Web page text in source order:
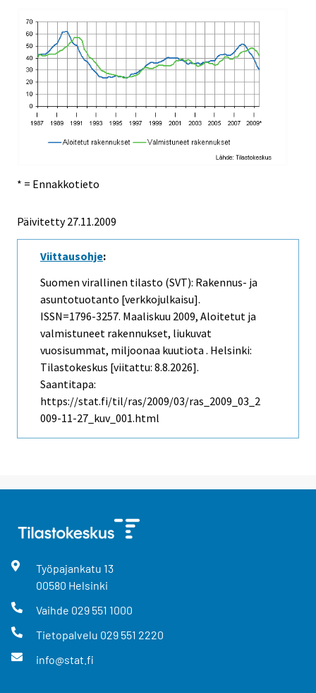
* = Ennakkotieto
Päivitetty27.11.2009
Viittausohje:
Suomen virallinen tilasto (SVT): Rakennus- ja
asuntotuotanto [verkkojulkaisu].
ISSN=1796-3257. Maaliskuu 2009, Aloitetut ja
valmistuneet rakennukset, liukuvat
vuosisummat, miljoonaa kuutiota . Helsinki:
Tilastokeskus [viitattu: 8.8.2026].
Saantitapa:
https://stat.fi/til/ras/2009/03/ras_2009_03_2
009-11-27_kuv_001.html
Työpajankatu 13
00580 Helsinki
Vaihde 029 551 1000
Tietopalvelu 029 551 2220
info@stat.fi